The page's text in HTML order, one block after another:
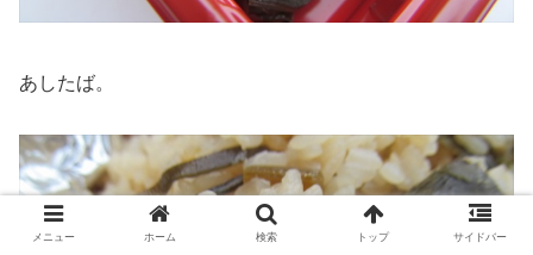
あしたば。
メニュー ホーム 検索 トップ サイドバー